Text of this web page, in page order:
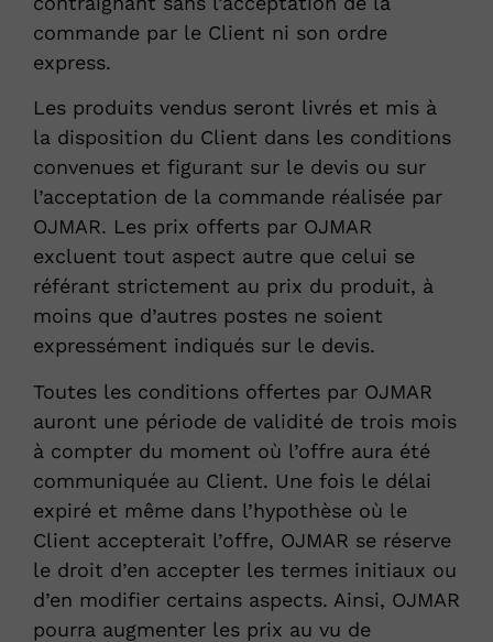
commande par le Client ni son ordre
express.
Les produits vendus seront livrés et mis à
la disposition du Client dans les conditions
convenues et figurant sur le devis ou sur
l’acceptation de la commande réalisée par
OJMAR. Les prix offerts par OJMAR
excluent tout aspect autre que celui se
référant strictement au prix du produit, à
moins que d’autres postes ne soient
expressément indiqués sur le devis.
Toutes les conditions offertes par OJMAR
auront une période de validité de trois mois
à compter du moment où l’offre aura été
communiquée au Client. Une fois le délai
expiré et même dans l’hypothèse où le
Client accepterait l’offre, OJMAR se réserve
le droit d’en accepter les termes initiaux ou
d’en modifier certains aspects. Ainsi, OJMAR
pourra augmenter les prix au vu de